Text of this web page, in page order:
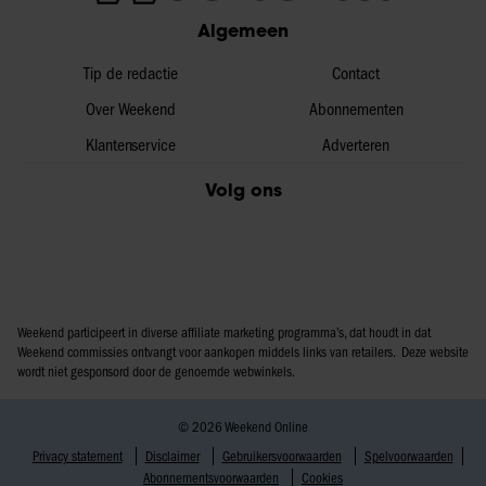
Algemeen
Tip de redactie
Over Weekend
Klantenservice
Contact
Abonnementen
Adverteren
Volg ons
Weekend participeert in diverse affiliate marketing programma’s, dat houdt in dat
Weekend commissies ontvangt voor aankopen middels links van retailers. Deze website
wordt niet gesponsord door de genoemde webwinkels.
© 2026 Weekend Online
Privacy statement
Disclaimer Gebruikersvoorwaarden
Spelvoorwaarden
Abonnementsvoorwaarden
Cookies